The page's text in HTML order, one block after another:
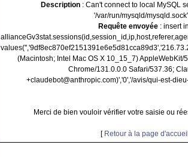
Description: Can't connect to local MySQL
'/var/run/mysqld/
Requête envoyée: insert
(Macintosh; Intel Mac OS X 10_15_7) AppleWebKit/
Chrome/131.0.0.0 Safari/537.36;
+claudebot@anthropic.com)','0','/avis/qui-est-
Merci de bien vouloir vérifier votre saisie ou
[ Retour à la page d'accueil